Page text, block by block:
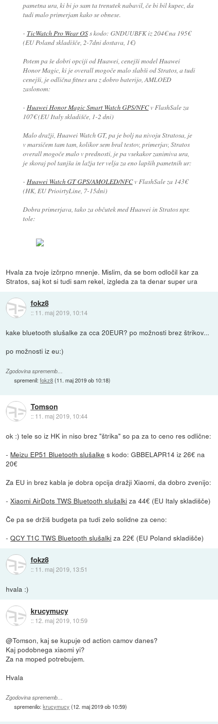
pametna ura, ki bi jo sam ta trenutek nabavil, če bi bil kupec, da
tudi malo primerjam kako se obnese.
- TicWatch Pro Wear OSs kodo: GNDUUBFK iz 204€ na 195€
(EU Poland skladišče, 2-7dni dostava, 1€)
Potem pa še dobri opciji od Huawei, cenejši model Huawei
Honor Magic, ki je overall mogoče malo slabši od Stratos, a tudi
cenejši, je odlična fitnes ura z dobro baterijo, AMLOED
zaslonom:
- Huawei Honor Magic Smart Watch GPS/NFCv FlashSale za
107€ (EU Italy skladišče, 1-2 dni)
Malo dražji, Huawei Watch GT, pa je bolj na nivoju Stratosa, je
v marsičem tam tam, kolikor sem bral testov, primerjav, Stratos
overall mogoče malo v prednosti, je pa vsekakor zanimiva ura,
je skoraj pol tanjša in lažja ter velja za eno lapših pametnih ur:
- Huawei Watch GT GPS/AMOLED/NFCv FlashSale za 143€
(HK, EU PrioirtyLine, 7-15dni)
Dobra primerjava, tako za občutek med Huawei in Stratos npr.
tole:
Hvala za tvoje izčrpno mnenje. Mislim, da se bom odločil kar za
Stratos, saj kot si tudi sam rekel, izgleda za ta denar super ura
fokz8
:: 11. maj 2019, 10:14
kake bluetooth slušalke za cca 20EUR? po možnosti brez štrikov...
po možnosti iz eu:)
Zgodovina sprememb…
spremenil:fokz8(11. maj 2019 ob 10:18)
Tomson
:: 11. maj 2019, 10:44
ok :) tele so iz HK in niso brez "štrika" so pa za to ceno res odlične:
- Meizu EP51 Bluetooth slušalke s kodo: GBBELAPR14 iz 26€ na
20€
Za EU in brez kabla je dobra opcija dražji Xiaomi, da dobro zvenijo:
-Xiaomi AirDots TWS Bluetooth slušalki za 44€ (EU Italy skladišče)
Če pa se držiš budgeta pa tudi zelo solidne za ceno:
-QCY T1C TWS Bluetooth slušalki za 22€ (EU Poland skladišče)
fokz8
:: 11. maj 2019, 13:51
hvala :)
krucymucy
:: 12. maj 2019, 10:59
@Tomson, kaj se kupuje od action camov danes?
Kaj podobnega xiaomi yi?
Za na moped potrebujem.
Hvala
Zgodovina sprememb…
spremenilo:krucymucy (12. maj 2019 ob 10:59)